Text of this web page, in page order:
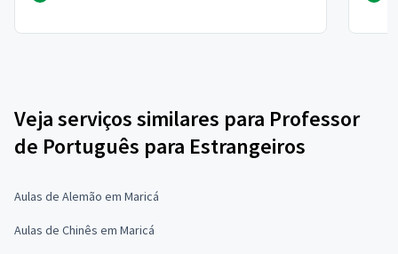
Veja serviços similares para Professor
de Português para Estrangeiros
Aulas de Alemão em Maricá
Aulas de Chinês em Maricá